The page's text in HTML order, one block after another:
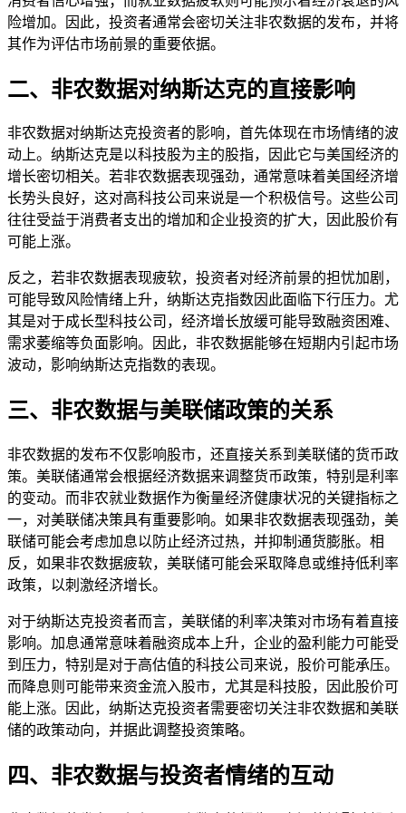
险增加。因此，投资者通常会密切关注非农数据的发布，并将
其作为评估市场前景的重要依据。
二、非农数据对纳斯达克的直接影响
非农数据对纳斯达克投资者的影响，首先体现在市场情绪的波
动上。纳斯达克是以科技股为主的股指，因此它与美国经济的
增长密切相关。若非农数据表现强劲，通常意味着美国经济增
长势头良好，这对高科技公司来说是一个积极信号。这些公司
往往受益于消费者支出的增加和企业投资的扩大，因此股价有
可能上涨。
反之，若非农数据表现疲软，投资者对经济前景的担忧加剧，
可能导致风险情绪上升，纳斯达克指数因此面临下行压力。尤
其是对于成长型科技公司，经济增长放缓可能导致融资困难、
需求萎缩等负面影响。因此，非农数据能够在短期内引起市场
波动，影响纳斯达克指数的表现。
三、非农数据与美联储政策的关系
非农数据的发布不仅影响股市，还直接关系到美联储的货币政
策。美联储通常会根据经济数据来调整货币政策，特别是利率
的变动。而非农就业数据作为衡量经济健康状况的关键指标之
一，对美联储决策具有重要影响。如果非农数据表现强劲，美
联储可能会考虑加息以防止经济过热，并抑制通货膨胀。相
反，如果非农数据疲软，美联储可能会采取降息或维持低利率
政策，以刺激经济增长。
对于纳斯达克投资者而言，美联储的利率决策对市场有着直接
影响。加息通常意味着融资成本上升，企业的盈利能力可能受
到压力，特别是对于高估值的科技公司来说，股价可能承压。
而降息则可能带来资金流入股市，尤其是科技股，因此股价可
能上涨。因此，纳斯达克投资者需要密切关注非农数据和美联
储的政策动向，并据此调整投资策略。
四、非农数据与投资者情绪的互动